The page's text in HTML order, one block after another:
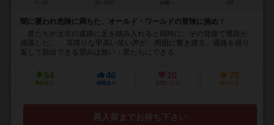
闇に覆われ危険に満ちた、オールド・ワールドの冒険に挑め！
君たちが太古の遺跡に足を踏み入れると同時に、その背後で通路が
崩落した。 耳障りな甲高い笑い声が、周囲に響き渡る。通路を掘り
返して脱出できる望みは無い；君たちにできる...
54
興味あり
46
経験あり
10
お気に入り
70
持ってる
再入荷までお待ち下さい